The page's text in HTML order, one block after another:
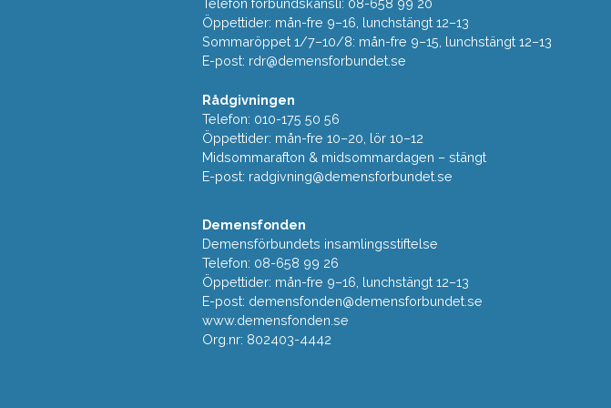
Telefon förbundskansli: 08-658 99 20
Öppettider: mån-fre 9–16, lunchstängt 12–13
Sommaröppet 1/7–10/8: mån-fre 9–15, lunchstängt 12–13
E-post: rdr@demensforbundet.se
Rådgivningen
Telefon: 010-175 50 56
Öppettider: mån-fre 10–20, lör 10–12
Midsommarafton & midsommardagen – stängt
E-post: radgivning@demensforbundet.se
Demensfonden
Demensförbundets insamlingsstiftelse
Telefon: 08-658 99 26
Öppettider: mån-fre 9–16, lunchstängt 12–13
E-post: demensfonden@demensforbundet.se
www.demensfonden.se
Org.nr: 802403-4442